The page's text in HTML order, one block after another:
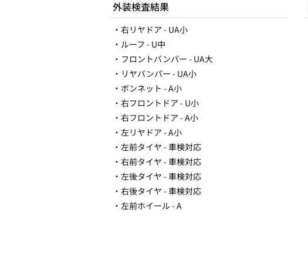
外装検査結果
・右リヤドア - UA小
・ルーフ - U中
・フロントバンパー - UA大
・リヤバンパー - UA小
・ボンネット - A小
・右フロントドア - U小
・右フロントドア - A小
・左リヤドア - A小
・左前タイヤ - 車検対応
・右前タイヤ - 車検対応
・左後タイヤ - 車検対応
・右後タイヤ - 車検対応
・左前ホイール - A